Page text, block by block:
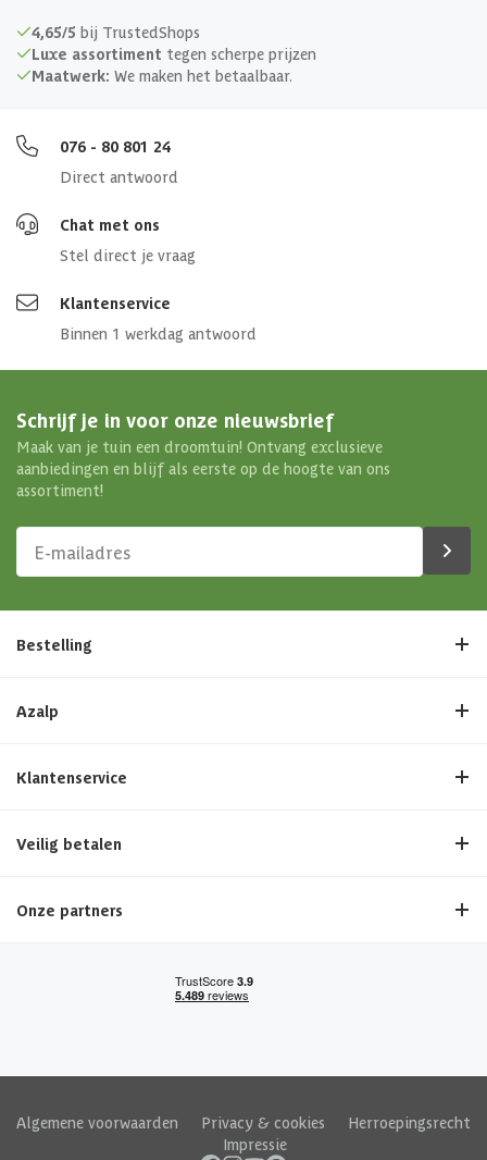
4,65/5 bij TrustedShops
Luxe assortiment tegen scherpe prijzen
Maatwerk: We maken het betaalbaar.
076 - 80 801 24
Direct antwoord
Chat met ons
Stel direct je vraag
Klantenservice
Binnen 1 werkdag antwoord
Schrijf je in voor onze nieuwsbrief
Maak van je tuin een droomtuin! Ontvang exclusieve
aanbiedingen en blijf als eerste op de hoogte van ons
assortiment!
Bestelling
Azalp
Klantenservice
Veilig betalen
Onze partners
Algemene voorwaarden Privacy & cookies
Herroepingsrecht
Impressie